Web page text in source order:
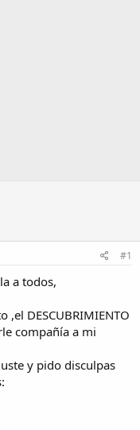
#1
a todos,
,el DESCUBRIMIENTO
compañía a mi
y pido disculpas